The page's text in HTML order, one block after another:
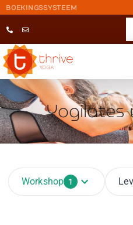
BOEKINGSSYSTEEM
Workshop 1